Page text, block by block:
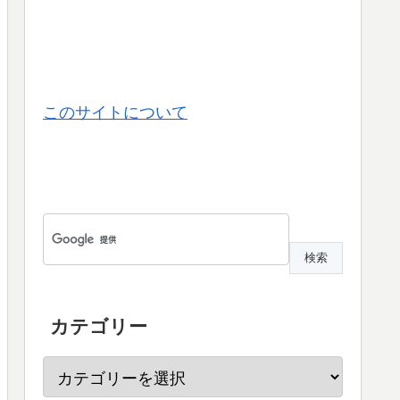
このサイトについて
カテゴリー